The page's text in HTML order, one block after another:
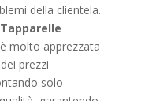
della clientela.
Tapparelle
è molto apprezzata
prezzi
solo